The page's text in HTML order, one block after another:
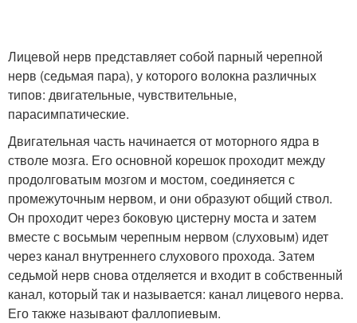
Лицевой нерв представляет собой парный черепной
нерв (седьмая пара), у которого волокна различных
типов: двигательные, чувствительные,
парасимпатические.
Двигательная часть начинается от моторного ядра в
стволе мозга. Его основной корешок проходит между
продолговатым мозгом и мостом, соединяется с
промежуточным нервом, и они образуют общий ствол.
Он проходит через боковую цистерну моста и затем
вместе с восьмым черепным нервом (слуховым) идет
через канал внутреннего слухового прохода. Затем
седьмой нерв снова отделяется и входит в собственный
канал, который так и называется: канал лицевого нерва.
Его также называют фаллопиевым.